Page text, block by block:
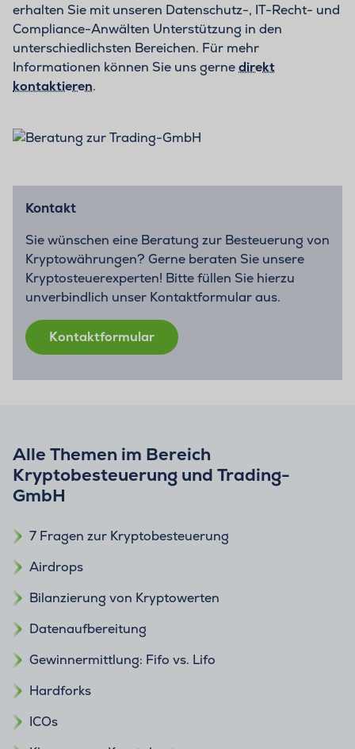
erhalten Sie mit unseren Datenschutz-, IT-Recht- und
Compliance-Anwälten Unterstützung in den
unterschiedlichsten Bereichen. Für mehr
Informationen können Sie uns gernedirekt
kontaktieren.
Kontakt
Sie wünschen eine Beratung zur Besteuerung von
Kryptowährungen? Gerne beraten Sie unsere
Kryptosteuerexperten! Bitte füllen Sie hierzu
unverbindlich unser Kontaktformular aus.
Kontaktformular
Alle Themen im Bereich
Kryptobesteuerung und Trading-
GmbH
7 Fragen zur Kryptobesteuerung
Airdrops
Bilanzierung von Kryptowerten
Datenaufbereitung
Gewinnermittlung: Fifo vs. Lifo
Hardforks
ICOs